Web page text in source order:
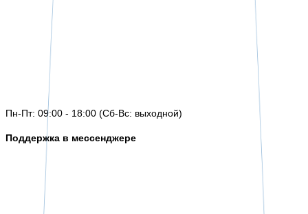
Пн-Пт: 09:00 - 18:00 (Сб-Вс: выходной)
Поддержка в мессенджере